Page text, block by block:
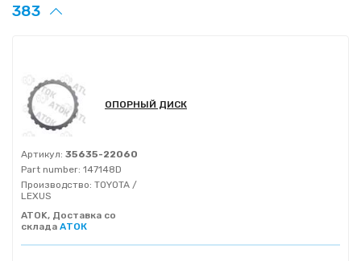
383
ОПОРНЫЙ ДИСК
Артикул: 35635-22060
Part number: 147148D
Производство: TOYOTA /
LEXUS
ATOK, Доставка со
склада АТОК